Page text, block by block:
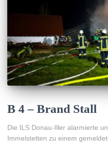
B 4 – Brand Stall
Die ILS Donau-Iller alarmierte
Immelstetten zu einem